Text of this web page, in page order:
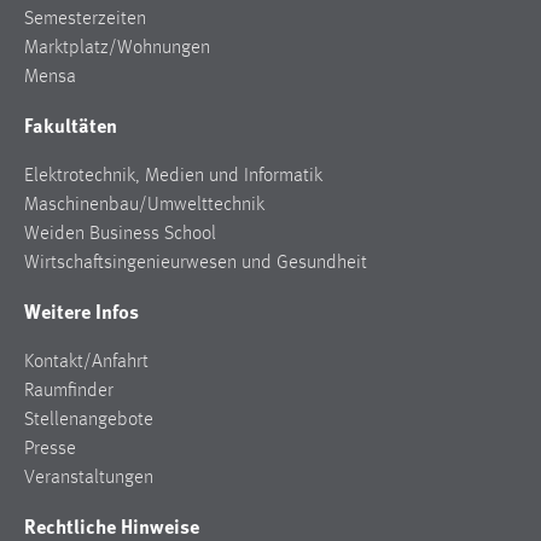
Semesterzeiten
Marktplatz/Wohnungen
Mensa
Fakultäten
Elektrotechnik, Medien und Informatik
Maschinenbau/Umwelttechnik
Weiden Business School
Wirtschaftsingenieurwesen und Gesundheit
Weitere Infos
Kontakt/Anfahrt
Raumfinder
Stellenangebote
Presse
Veranstaltungen
Rechtliche Hinweise
Zweck:
Dieser Cookie ist notwendig um sich an der Website
Cookie Laufzeit:
STATISTIK
Statistik Cookies erfassen Informationen anonym.
Diese Informationen helfen uns zu verstehen, wie
Matomo
_pk_ref, _pk_cvar, _pk_id, _pk_ses
Zweck: